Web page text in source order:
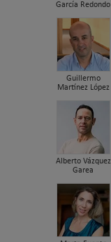
García Redondo
Guillermo
Martínez López
Alberto Vázquez
Garea